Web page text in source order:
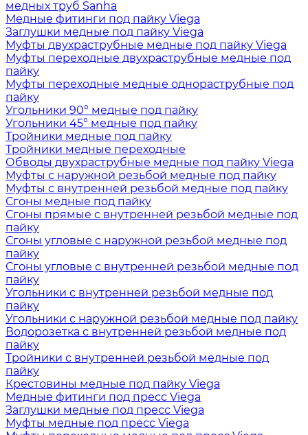
медных труб Sanha
Медные фитинги под пайку Viega
Заглушки медные под пайку Viega
Муфты двухраструбные медные под пайку Viega
Муфты переходные двухраструбные медные под
пайку
Муфты переходные медные однораструбные под
пайку
Угольники 90° медные под пайку
Угольники 45° медные под пайку
Тройники медные под пайку
Тройники медные переходные
Обводы двухраструбные медные под пайку Viega
Муфты с наружной резьбой медные под пайку
Муфты с внутренней резьбой медные под пайку
Сгоны медные под пайку
Сгоны прямые с внутренней резьбой медные под
пайку
Сгоны угловые с наружной резьбой медные под
пайку
Сгоны угловые с внутренней резьбой медные под
пайку
Угольники с внутренней резьбой медные под
пайку
Угольники с наружной резьбой медные под пайку
Водорозетка с внутренней резьбой медные под
пайку
Тройники с внутренней резьбой медные под
пайку
Крестовины медные под пайку Viega
Медные фитинги под пресс Viega
Заглушки медные под пресс Viega
Муфты медные под пресс Viega